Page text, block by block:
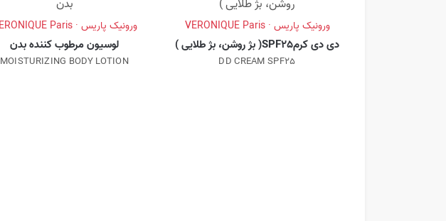
ورونیک پاریس · VERONIQUE Paris
دی دی کرمSPF25( بژ روشن، بژ طلایی )
DD CREAM SPF25
ورونیک پاریس · VERONIQUE Paris
لوسیون مرطوب کننده بدن
MOISTURIZING BODY LOTION